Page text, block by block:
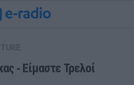
‑ Είμαστε Τρελοί